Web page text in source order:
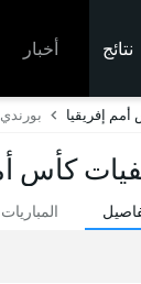
نتائج أخبار
إفريقيا
كأس
المباريات